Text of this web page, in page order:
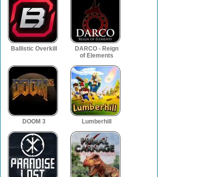
Ballistic Overkill
DARCO - Reign
of Elements
DOOM 3 Lumberhill